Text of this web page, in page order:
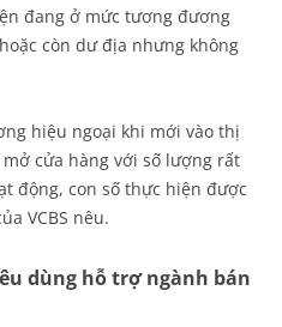
đang ở mức tương đương
còn dư địa nhưng không
hiệu ngoại khi mới vào thị
cửa hàng với số lượng rất
động, con số thực hiện được
VCBS nêu.
dùng hỗ trợ ngành bán